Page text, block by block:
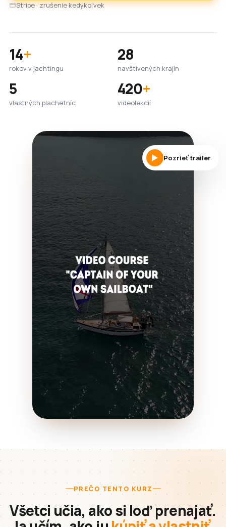
Stripe · zrušenie kedykoľvek
14+
rokov v jachtingu
28
navštívených krajín
5
vlastných plachetníc
420+
videolekcií
Pozrieť trailer
PREČO TENTO KURZ
Všetci učia, ako si loď prenajať.